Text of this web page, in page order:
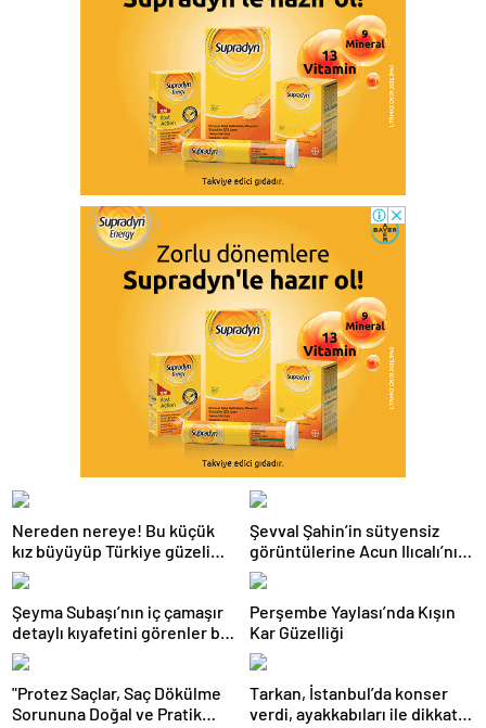
Nereden nereye! Bu küçük
kız büyüyüp Türkiye güzeli
oldu
Şevval Şahin’in sütyensiz
görüntülerine Acun Ilıcalı’nın
kanalında sansür
Şeyma Subaşı’nın iç çamaşır
detaylı kıyafetini görenler bir
daha baktı
Perşembe Yaylası’nda Kışın
Kar Güzelliği
"Protez Saçlar, Saç Dökülme
Sorununa Doğal ve Pratik
Tarkan, İstanbul’da konser
verdi, ayakkabıları ile dikkat